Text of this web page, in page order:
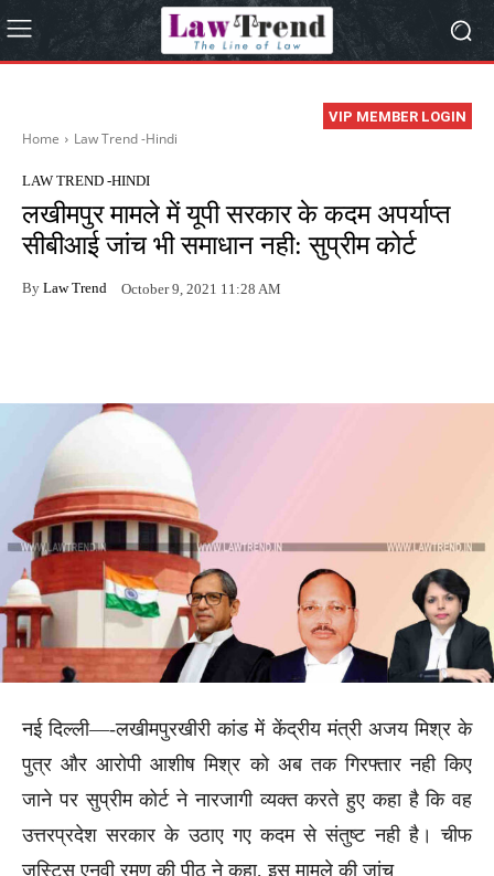
VIP MEMBER LOGIN
Home Law Trend -Hindi
LAW TREND -HINDI
लखीमपुर मामले में यूपी सरकार के कदम अपर्याप्त
सीबीआई जांच भी समाधान नही: सुप्रीम कोर्ट
By Law Trend October 9, 2021 11:28 AM
नई दिल्ली—-लखीमपुरखीरी कांड में केंद्रीय मंत्री अजय मिश्र के
पुत्र और आरोपी आशीष मिश्र को अब तक गिरफ्तार नही किए
जाने पर सुप्रीम कोर्ट ने नारजागी व्यक्त करते हुए कहा है कि वह
उत्तरप्रदेश सरकार के उठाए गए कदम से संतुष्ट नही है। चीफ
जस्टिस एनवी रमण की पीठ ने कहा, इस मामले की जांच